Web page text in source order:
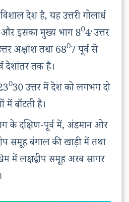
देश है, यह उत्तरी गोलार्ध
इसका मुख्य भाग 804,उत्तर
अक्षांश तथा 6807 पूर्व से
देशांतर तक है।
030 उत्तर में देश को लगभग दो
में बाँटती है।
के दक्षिण-पूर्व में, अंडमान ओर
समूह बंगाल की खाड़ी में तथा
में लक्षद्वीप समूह अरब सागर